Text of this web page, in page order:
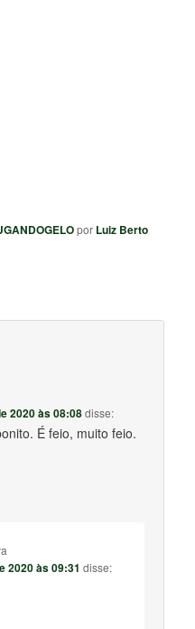
por Luiz Berto
2020 às 08:08disse:
É feio, muito feio.
2020 às 09:31 disse: